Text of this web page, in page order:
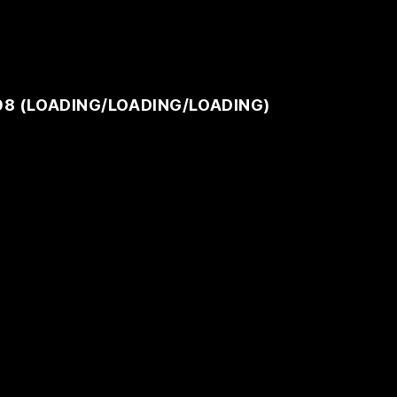
(LOADING/LOADING/LOADING)